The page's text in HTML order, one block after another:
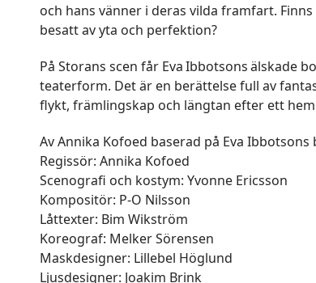
och hans vänner i deras vilda framfart.
besatt av yta och perfektion?
På Storans scen får Eva Ibbotsons älskade
teaterform. Det är en berättelse full av
flykt, främlingskap och längtan efter ett
Av Annika Kofoed baserad på Eva Ibbotsons
Regissör: Annika Kofoed
Scenografi och kostym: Yvonne Ericsson
Kompositör: P-O Nilsson
Låttexter: Bim Wikström
Koreograf: Melker Sörensen
Maskdesigner: Lillebel Höglund
Ljusdesigner: Joakim Brink